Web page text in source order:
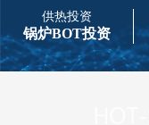
供热投资
锅炉BOT投资